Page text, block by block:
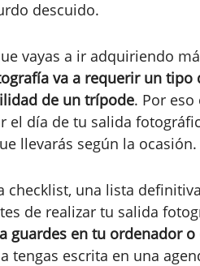
descuido.
vayas a ir adquiriendo
va a requerir un tipo
de un trípode. Por
el día de tu salida
llevarás según la ocasión.
checklist, una lista
de realizar tu salida
guardes en tu ordenador
tengas escrita en una